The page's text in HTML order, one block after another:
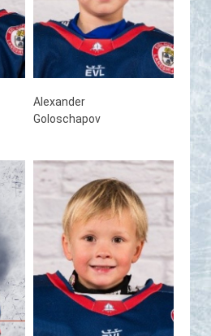
Alexander
Goloschapov